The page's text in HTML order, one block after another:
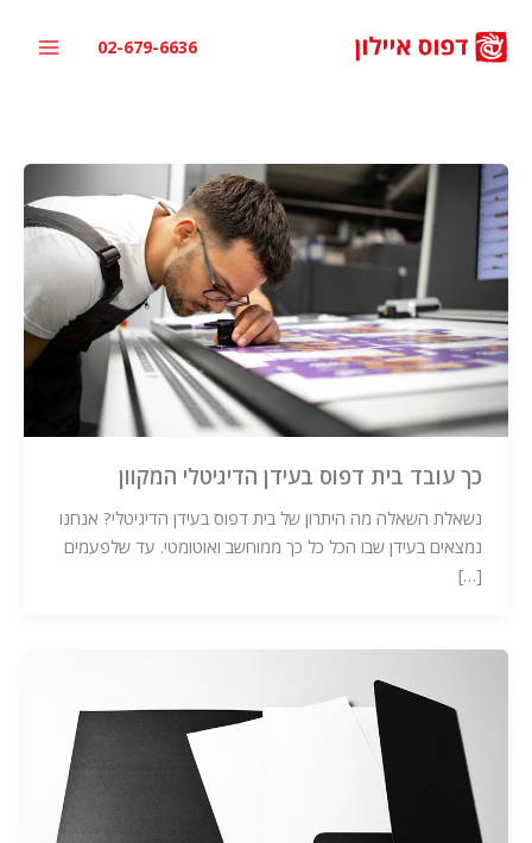
לתוכן
02-679-6636
כך עובד בית דפוס בעידן הדיגיטלי המקוון
נשאלת השאלה מה היתרון של בית דפוס בעידן הדיגיטלי? אנחנו
נמצאים בעידן שבו הכל כל כך ממוחשב ואוטומטי. עד שלפעמים
[…]